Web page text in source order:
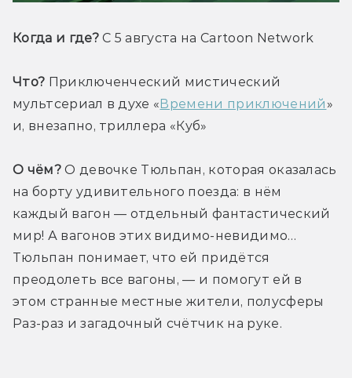
Когда и где? С 5 августа на Cartoon Network
Что? Приключенческий мистический
мультсериал в духе «Времени приключений »
и, внезапно, триллера «Куб»
О чём? О девочке Тюльпан, которая оказалась
на борту удивительного поезда: в нём
каждый вагон — отдельный фантастический
мир! А вагонов этих видимо-невидимо…
Тюльпан понимает, что ей придётся
преодолеть все вагоны, — и помогут ей в
этом странные местные жители, полусферы
Раз-раз и загадочный счётчик на руке.